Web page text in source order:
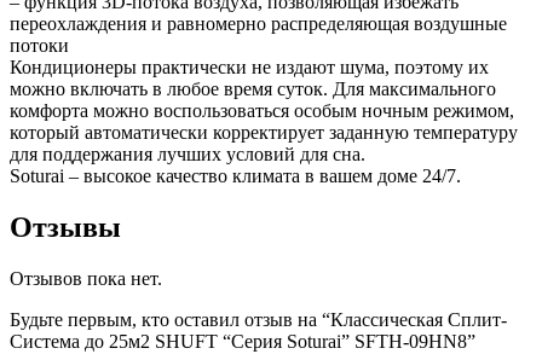
переохлаждения и равномерно распределяющая воздушные
потоки
Кондиционеры практически не издают шума, поэтому их
можно включать в любое время суток. Для максимального
комфорта можно воспользоваться особым ночным режимом,
который автоматически корректирует заданную температуру
для поддержания лучших условий для сна.
Soturai – высокое качество климата в вашем доме 24/7.
Отзывы
Отзывов пока нет.
Будьте первым, кто оставил отзыв на “Классическая Сплит-
Система до 25м2 SHUFT “Серия Soturai” SFTH-09HN8”